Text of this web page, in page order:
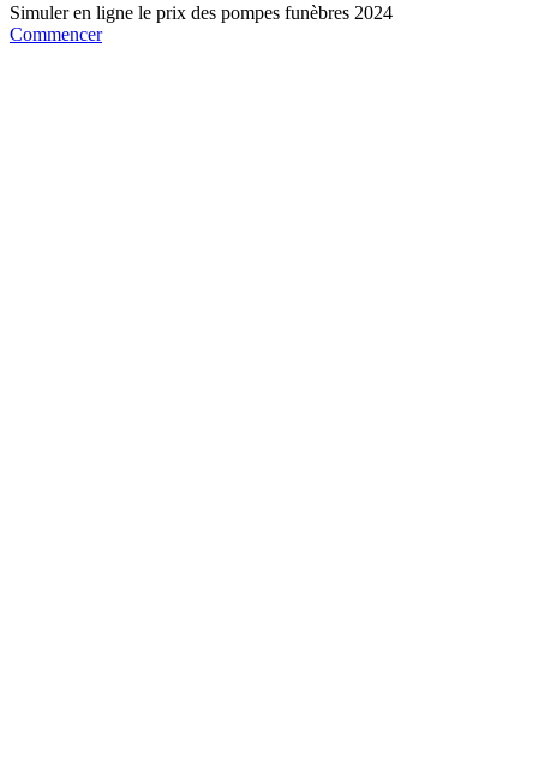
Simuler en ligne le prix des pompes funèbres 2024
Commencer